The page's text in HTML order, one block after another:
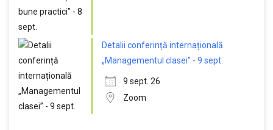
Detalii conferință internațională
„Managementul clasei” - 9 sept.
9 sept. 26
Zoom